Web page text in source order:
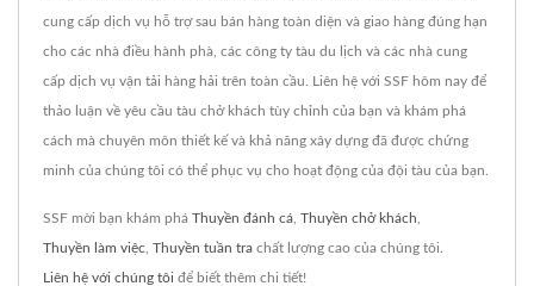
cung cấp dịch vụ hỗ trợ sau bán hàng toàn diện và giao hàng đúng hạn
cho các nhà điều hành phà, các công ty tàu du lịch và các nhà cung
cấp dịch vụ vận tải hàng hải trên toàn cầu. Liên hệ với SSF hôm nay để
thảo luận về yêu cầu tàu chở khách tùy chỉnh của bạn và khám phá
cách mà chuyên môn thiết kế và khả năng xây dựng đã được chứng
minh của chúng tôi có thể phục vụ cho hoạt động của đội tàu của bạn.
SSF mời bạn khám phá Thuyền đánh cá Thuyền chở khách
Thuyền làm việc Thuyền tuần tra chất lượng cao của chúng tôi.
Liên hệ với chúng tôi để biết thêm chi tiết!